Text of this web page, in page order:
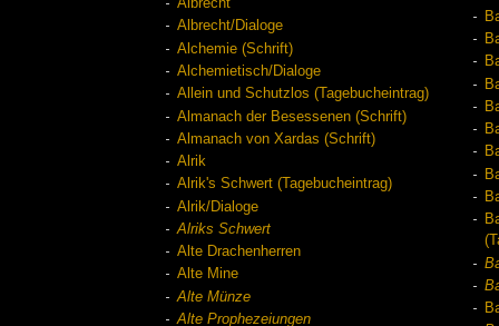
Albrecht
Albrecht/Dialoge
Alchemie (Schrift)
Alchemietisch/Dialoge
Allein und Schutzlos (Tagebucheintrag)
Almanach der Besessenen (Schrift)
Almanach von Xardas (Schrift)
Alrik
Alrik's Schwert (Tagebucheintrag)
Alrik/Dialoge
Alriks Schwert
Alte Drachenherren
Alte Mine
Alte Münze
Alte Prophezeiungen